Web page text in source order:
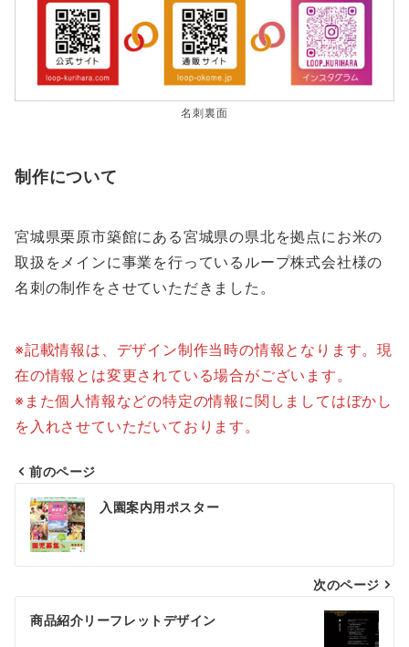
名刺裏面
制作について
宮城県栗原市築館にある宮城県の県北を拠点にお米の
取扱をメインに事業を行っているループ株式会社様の
名刺の制作をさせていただきました。
※記載情報は、デザイン制作当時の情報となります。現
在の情報とは変更されている場合がございます。
※また個人情報などの特定の情報に関しましてはぼかし
を入れさせていただいております。
投
稿
ナ
ビ
ゲ
前のページ
入園案内用ポスター
次のページ
商品紹介リーフレットデザイン